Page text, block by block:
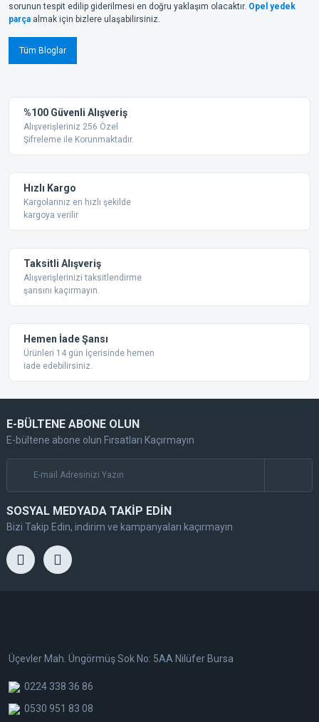
sorunun tespit edilip giderilmesi en doğru yaklaşım olacaktır. Opel yedek
parça almak için bizlere ulaşabilirsiniz.
Tüm Bloglar
%100 Güvenli Alışveriş
Alışverişleriniz 256 Özel
Şifreleme ile Korunmaktadır.
Hızlı Kargo
Kargolarınız en hızlı şekilde
kargoya verilir
Taksitli Alışveriş
Alışverişlerinizi taksitlendirme
şansını kaçırmayın.
Hemen İade Şansı
Ürünleri 14 gün İçerisinde hemen
iade edebilirsiniz.
E-BÜLTENE ABONE OLUN
E-bültene abone olun Fırsatları Kaçırmayın
SOSYAL MEDYADA TAKİP EDİN
Bizi Takip Edin, indirim ve kampanyaları kaçırmayın
Üçevler Mah. Üngörmüş Sok No: 5AA Nilüfer Bursa
0224 338 36 86
0530 951 83 08